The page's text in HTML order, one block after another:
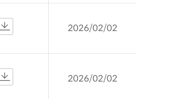
2026/02/02
2026/02/02